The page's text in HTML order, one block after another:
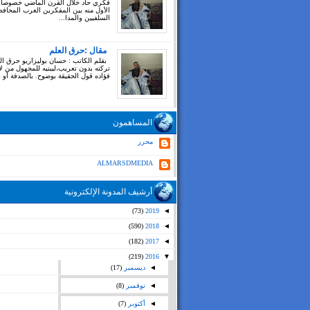
فكري حاد خلال القرن الماضي
الأول منه بين المفكرين العرب
السلفيين والمدا...
مقال :حرق العلم
بقلم الكاتب : حسان بوليزاريو حرق
تركته بدون تعريب،ليبنيه للمجهول من
فؤاده قول الحقيقة بوضوح. بالصدفة أو
المساهمون
محرر
ALMARSDMEDIA
أرشيف المدونة الإلكترونية
◄
2019
(73)
◄
2018
(590)
◄
2017
(182)
▼
2016
(219)
◄ ديسمبر (17)
◄ نوفمبر (8)
◄ أكتوبر (7)